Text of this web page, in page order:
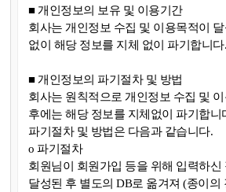
■ 개인정보의 보유 및 이용기간
회사는 개인정보 수집 및 이용목적이
없이 해당 정보를 지체 없이 파기합니다.
■ 개인정보의 파기절차 및 방법
회사는 원칙적으로 개인정보 수집 및
후에는 해당 정보를 지체없이 파기합니
파기절차 및 방법은 다음과 같습니다.
ο 파기절차
회원님이 회원가입 등을 위해 입력하신
달성된 후 별도의 DB로 옮겨져 (종이의